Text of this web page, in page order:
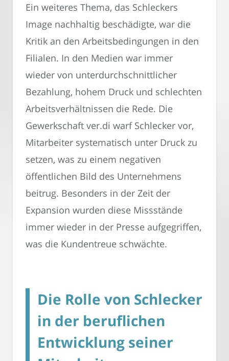
Ein weiteres Thema, das Schleckers
Image nachhaltig beschädigte, war die
Kritik an den Arbeitsbedingungen in den
Filialen. In den Medien war immer
wieder von unterdurchschnittlicher
Bezahlung, hohem Druck und schlechten
Arbeitsverhältnissen die Rede. Die
Gewerkschaft ver.di warf Schlecker vor,
Mitarbeiter systematisch unter Druck zu
setzen, was zu einem negativen
öffentlichen Bild des Unternehmens
beitrug. Besonders in der Zeit der
Expansion wurden diese Missstände
immer wieder in der Presse aufgegriffen,
was die Kundentreue schwächte.
Die Rolle von Schlecker
in der beruflichen
Entwicklung seiner